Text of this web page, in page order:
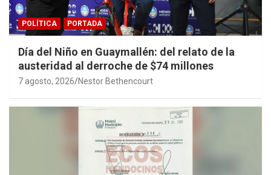
POLÍTICA PORTADA
Día del Niño en Guaymallén: del relato de la
austeridad al derroche de $74 millones
7 agosto, 2026 Nestor Bethencourt